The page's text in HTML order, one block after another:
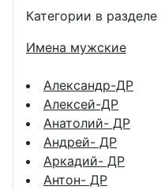
Категории в разделе
Имена мужские
Александр-ДР
Алексей-ДР
Анатолий- ДР
Андрей- ДР
Аркадий- ДР
Антон- ДР